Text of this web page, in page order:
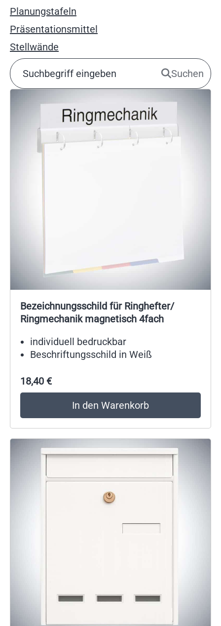
Planungstafeln
Präsentationsmittel
Stellwände
Suchen
Bezeichnungsschild für Ringhefter/
Ringmechanik magnetisch 4fach
individuell bedruckbar
Beschriftungsschild in Weiß
18,40 €
In den Warenkorb